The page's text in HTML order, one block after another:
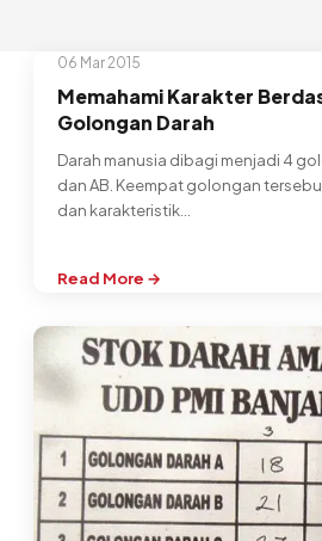
06 Mar 2015
Memahami Karakter
Golongan Darah
Darah manusia dibagi menjadi 4
dan AB. Keempat golongan
dan karakteristik…
Read More →
:
Karakter
Berdasarkan
Golongan